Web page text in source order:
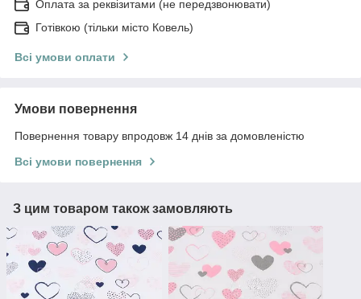
Оплата за реквізитами (не передзвонювати)
Готівкою (тільки місто Ковель)
Всі умови оплати
Умови повернення
Повернення товару впродовж 14 днів за домовленістю
Всі умови повернення
З цим товаром також замовляють